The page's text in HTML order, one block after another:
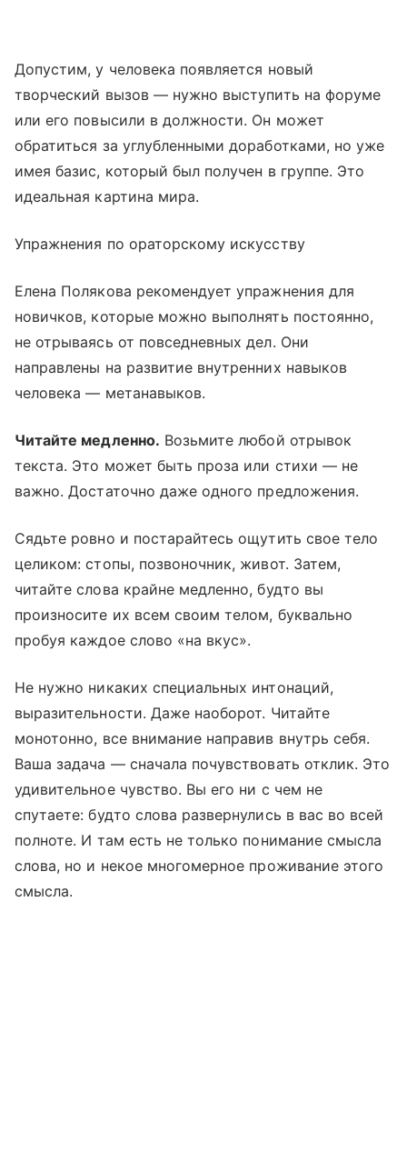
Допустим, у человека появляется новый
творческий вызов — нужно выступить на форуме
или его повысили в должности. Он может
обратиться за углубленными доработками, но уже
имея базис, который был получен в группе. Это
идеальная картина мира.
Упражнения по ораторскому искусству
Елена Полякова рекомендует упражнения для
новичков, которые можно выполнять постоянно,
не отрываясь от повседневных дел. Они
направлены на развитие внутренних навыков
человека — метанавыков.
Читайте медленно. Возьмите любой отрывок
текста. Это может быть проза или стихи — не
важно. Достаточно даже одного предложения.
Сядьте ровно и постарайтесь ощутить свое тело
целиком: стопы, позвоночник, живот. Затем,
читайте слова крайне медленно, будто вы
произносите их всем своим телом, буквально
пробуя каждое слово «на вкус».
Не нужно никаких специальных интонаций,
выразительности. Даже наоборот. Читайте
монотонно, все внимание направив внутрь себя.
Ваша задача — сначала почувствовать отклик. Это
удивительное чувство. Вы его ни с чем не
спутаете: будто слова развернулись в вас во всей
полноте. И там есть не только понимание смысла
слова, но и некое многомерное проживание этого
смысла.